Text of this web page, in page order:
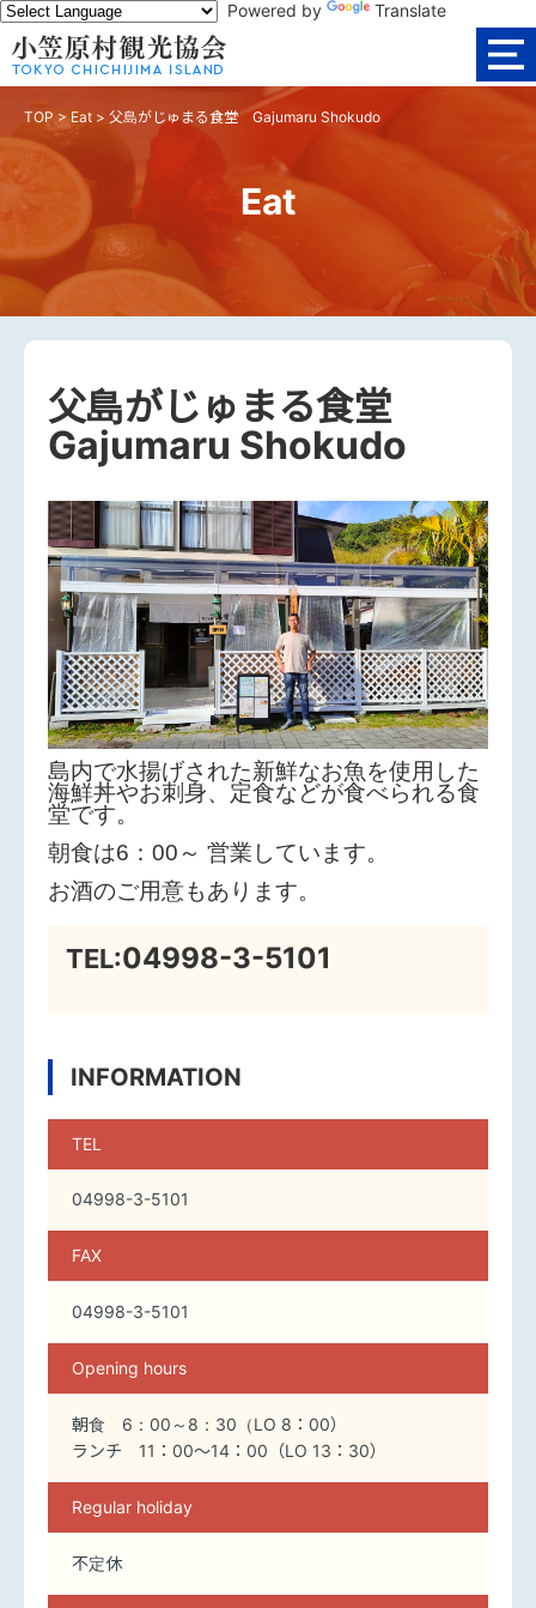
Powered by Translate
TOP > Eat > 父島がじゅまる食堂 Gajumaru Shokudo
Eat
父島がじゅまる食堂
Gajumaru Shokudo
島内で水揚げされた新鮮なお魚を使用した
海鮮丼やお刺身、定食などが食べられる食
堂です。
朝食は6：00～ 営業しています。
お酒のご用意もあります。
TEL:04998-3-5101
INFORMATION
TEL
04998-3-5101
FAX
04998-3-5101
Opening hours
朝食 6：00～8：30（LO 8：00）
ランチ 11：00～14：00（LO 13：30）
Regular holiday
不定休